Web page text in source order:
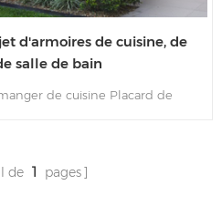
d'armoires de cuisine, de
salle de bain
de cuisine Placard de
de 1 pages